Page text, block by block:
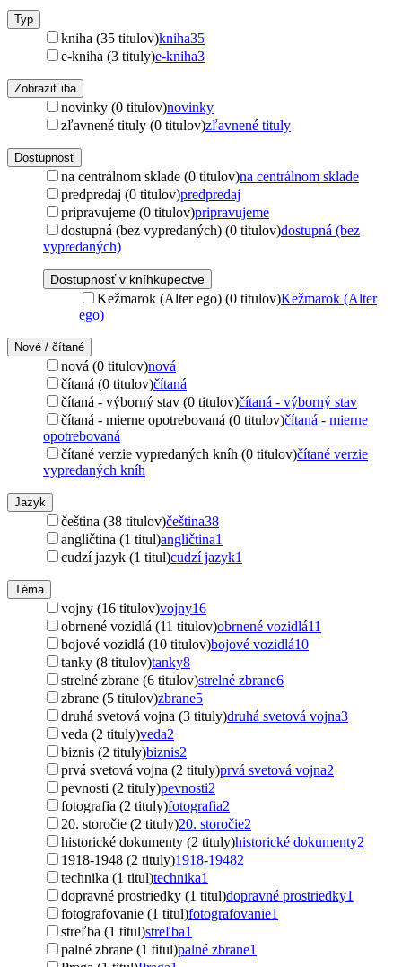
Typ
kniha (35 titulov)kniha35
e-kniha (3 tituly)e-kniha3
Zobraziť iba
novinky (0 titulov)novinky
zľavnené tituly (0 titulov)zľavnené tituly
Dostupnosť
na centrálnom sklade (0 titulov)na centrálnom sklade
predpredaj (0 titulov)predpredaj
pripravujeme (0 titulov)pripravujeme
dostupná (bez vypredaných) (0 titulov)dostupná (bez
vypredaných)
Dostupnosť v kníhkupectve
Kežmarok (Alter ego) (0 titulov)Kežmarok (Alter
ego)
Nové / čítané
nová (0 titulov)nová
čítaná (0 titulov)čítaná
čítaná - výborný stav (0 titulov)čítaná - výborný stav
čítaná - mierne opotrebovaná (0 titulov)čítaná - mierne
opotrebovaná
čítané verzie vypredaných kníh (0 titulov)čítané verzie
vypredaných kníh
Jazyk
čeština (38 titulov)čeština38
angličtina (1 titul)angličtina1
cudzí jazyk (1 titul)cudzí jazyk1
Téma
vojny (16 titulov)vojny16
obrnené vozidlá (11 titulov)obrnené vozidlá11
bojové vozidlá (10 titulov)bojové vozidlá10
tanky (8 titulov)tanky8
strelné zbrane (6 titulov)strelné zbrane6
zbrane (5 titulov)zbrane5
druhá svetová vojna (3 tituly)druhá svetová vojna3
veda (2 tituly)veda2
biznis (2 tituly)biznis2
prvá svetová vojna (2 tituly)prvá svetová vojna2
pevnosti (2 tituly)pevnosti2
fotografia (2 tituly)fotografia2
20. storočie (2 tituly)20. storočie2
historické dokumenty (2 tituly)historické dokumenty2
1918-1948 (2 tituly)1918-19482
technika (1 titul)technika1
dopravné prostriedky (1 titul)dopravné prostriedky1
fotografovanie (1 titul)fotografovanie1
streľba (1 titul)streľba1
palné zbrane (1 titul)palné zbrane1